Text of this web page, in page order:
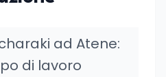
ad Atene:
di lavoro